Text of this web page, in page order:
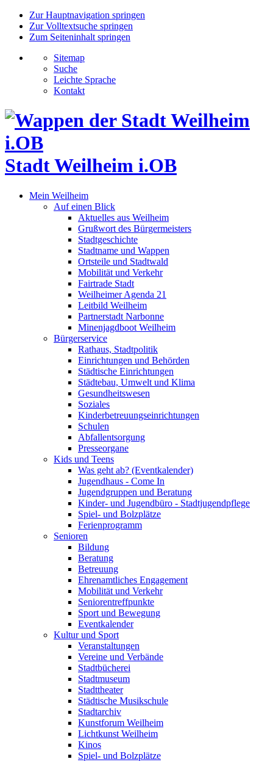
Zur Hauptnavigation springen
Zur Volltextsuche springen
Zum Seiteninhalt springen
Sitemap
Suche
Leichte Sprache
Kontakt
Stadt Weilheim i.OB
Mein Weilheim
Auf einen Blick
Aktuelles aus Weilheim
Grußwort des Bürgermeisters
Stadtgeschichte
Stadtname und Wappen
Ortsteile und Stadtwald
Mobilität und Verkehr
Fairtrade Stadt
Weilheimer Agenda 21
Leitbild Weilheim
Partnerstadt Narbonne
Minenjagdboot Weilheim
Bürgerservice
Rathaus, Stadtpolitik
Einrichtungen und Behörden
Städtische Einrichtungen
Städtebau, Umwelt und Klima
Gesundheitswesen
Soziales
Kinderbetreuungseinrichtungen
Schulen
Abfallentsorgung
Presseorgane
Kids und Teens
Was geht ab? (Eventkalender)
Jugendhaus - Come In
Jugendgruppen und Beratung
Kinder- und Jugendbüro - Stadtjugendpflege
Spiel- und Bolzplätze
Ferienprogramm
Senioren
Bildung
Beratung
Betreuung
Ehrenamtliches Engagement
Mobilität und Verkehr
Seniorentreffpunkte
Sport und Bewegung
Eventkalender
Kultur und Sport
Veranstaltungen
Vereine und Verbände
Stadtbücherei
Stadtmuseum
Stadttheater
Städtische Musikschule
Stadtarchiv
Kunstforum Weilheim
Lichtkunst Weilheim
Kinos
Spiel- und Bolzplätze